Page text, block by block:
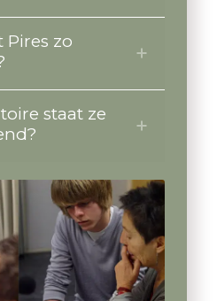
zo
staat ze